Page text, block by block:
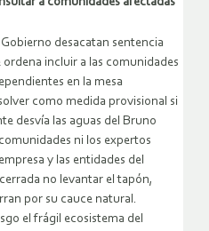
desacatan sentencia
incluir a las comunidades
en la mesa
como medida provisional si
desvía las aguas del Bruno
ni los expertos
y las entidades del
no levantar el tapón,
por su cauce natural.
el frágil ecosistema del